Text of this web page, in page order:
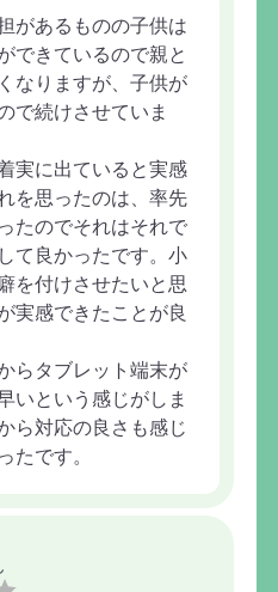
があるものの子供は
できているので親と
なりますが、子供が
で続けさせていま
実に出ていると実感
を思ったのは、率先
たのでそれはそれで
て良かったです。小
を付けさせたいと思
実感できたことが良
らタブレット端末が
いという感じがしま
ら対応の良さも感じ
たです。